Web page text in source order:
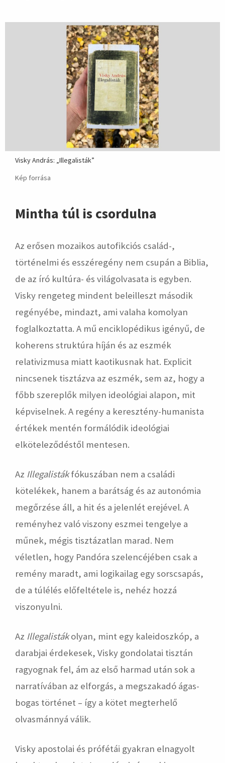
Visky András: „Illegalisták”
Kép forrása
Mintha túl is csordulna
Az erősen mozaikos autofikciós család-,
történelmi és esszéregény nem csupán a Biblia,
de az író kultúra- és világolvasata is egyben.
Visky rengeteg mindent beleilleszt második
regényébe, mindazt, ami valaha komolyan
foglalkoztatta. A mű enciklopédikus igényű, de
koherens struktúra híján és az eszmék
relativizmusa miatt kaotikusnak hat. Explicit
nincsenek tisztázva az eszmék, sem az, hogy a
főbb szereplők milyen ideológiai alapon, mit
képviselnek. A regény a keresztény-humanista
értékek mentén formálódik ideológiai
elköteleződéstől mentesen.
Az Illegalistákfókuszában nem a családi
kötelékek, hanem a barátság és az autonómia
megőrzése áll, a hit és a jelenlét erejével. A
reményhez való viszony eszmei tengelye a
műnek, mégis tisztázatlan marad. Nem
véletlen, hogy Pandóra szelencéjében csak a
remény maradt, ami logikailag egy sorscsapás,
de a túlélés előfeltétele is, nehéz hozzá
viszonyulni.
Az Illegalistákolyan, mint egy kaleidoszkóp, a
darabjai érdekesek, Visky gondolatai tisztán
ragyognak fel, ám az első harmad után sok a
narratívában az elforgás, a megszakadó ágas-
bogas történet – így a kötet megterhelő
olvasmánnyá válik.
Visky apostolai és prófétái gyakran elnagyolt